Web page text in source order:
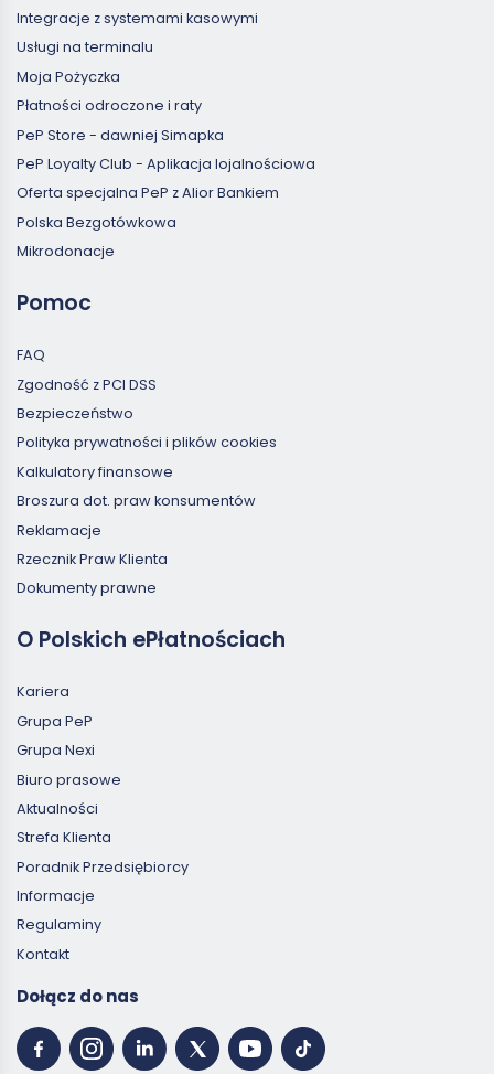
Integracje z systemami kasowymi
Usługi na terminalu
Moja Pożyczka
Płatności odroczone i raty
PeP Store - dawniej Simapka
PeP Loyalty Club - Aplikacja lojalnościowa
Oferta specjalna PeP z Alior Bankiem
Polska Bezgotówkowa
Mikrodonacje
Pomoc
FAQ
Zgodność z PCI DSS
Bezpieczeństwo
Polityka prywatności i plików cookies
Kalkulatory finansowe
Broszura dot. praw konsumentów
Reklamacje
Rzecznik Praw Klienta
Dokumenty prawne
O Polskich ePłatnościach
Kariera
Grupa PeP
Grupa Nexi
Biuro prasowe
Aktualności
Strefa Klienta
Poradnik Przedsiębiorcy
Informacje
Regulaminy
Kontakt
Dołącz do nas